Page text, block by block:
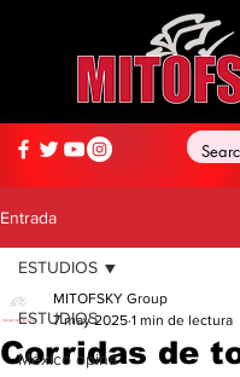
Entrada
ESTUDIOS
México opina
ESTUDIOS
Corridas de
MITOFSKY Group
7 may 2025 1 min de lectura